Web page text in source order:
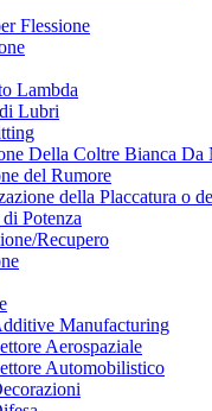
Flessione
Lambda
Lubri
Della Coltre Bianca Da
del Rumore
della Placcatura o
Potenza
Recupero
Manufacturing
Aerospaziale
Automobilistico